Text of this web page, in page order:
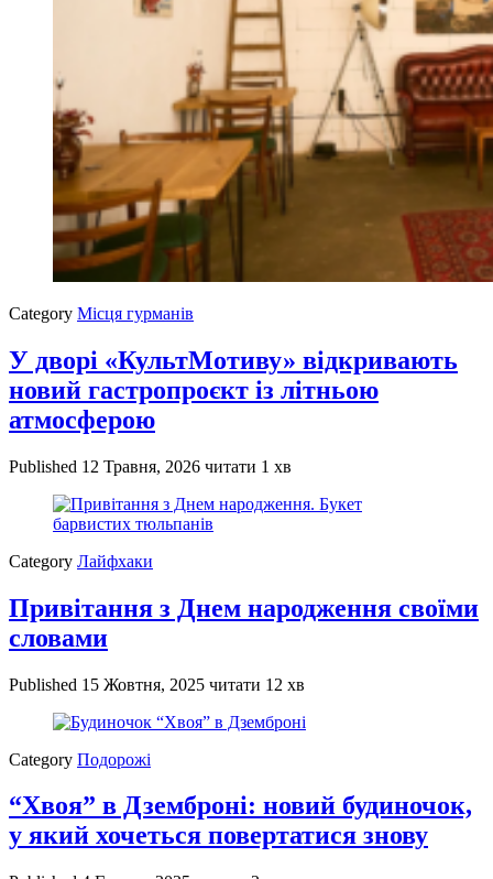
Category Місця гурманів
У дворі «КультМотиву» відкривають
новий гастропроєкт із літньою
атмосферою
Published 12 Травня, 2026 читати 1 хв
Category Лайфхаки
Привітання з Днем народження своїми
словами
Published 15 Жовтня, 2025 читати 12 хв
Category Подорожі
“Хвоя” в Дземброні: новий будиночок,
у який хочеться повертатися знову